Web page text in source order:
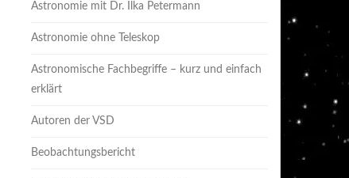
Astronomie mit Dr. Ilka Petermann
Astronomie ohne Teleskop
Astronomische Fachbegriffe – kurz und einfach
erklärt
Autoren der VSD
Beobachtungsbericht